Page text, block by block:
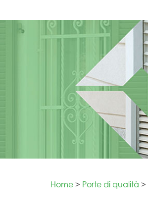
Home > Porte di qualità >